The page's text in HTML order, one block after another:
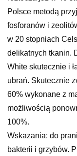
Polsce metodą
fosforanów i
w 20 stopniach
delikatnych tkanin.
White skutecznie i
ubrań. Skutecznie
60% wykonane z
możliwością
100%.
Wskazania: do
bakterii i grzybów.